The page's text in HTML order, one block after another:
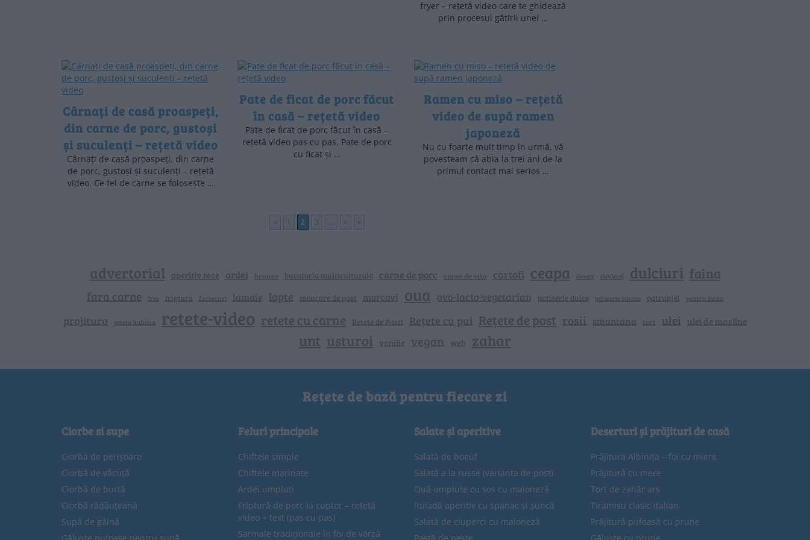
fryer – rețetă video care te ghidează
prin procesul gătirii unei …
Cârnați de casă proaspeți,
din carne de porc, gustoși
și suculenți – rețetă video
Cârnați de casă proaspeți, din carne
de porc, gustoși și suculenți – rețetă
video. Ce fel de carne se folosește …
Pate de ficat de porc făcut
în casă – rețetă video
Pate de ficat de porc făcut în casă –
rețetă video pas cu pas. Pate de porc
cu ficat și …
Ramen cu miso – rețetă
video de supă ramen
japoneză
Nu cu foarte mult timp în urmă, vă
povesteam că abia la trei ani de la
primul contact mai serios …
< 1 2 3 ... > »
advertorial aperitiv rece ardei branza bucataria multiculturala carne de porc carne de vita cartofi ceapa desert dovlecei dulciuri faina
fara carne free friptura fursecuri lamaie lapte mancare de post morcovi oua ovo-lacto-vegetarian patiserie dulce patiserie sarata patrunjel pentru iarna
prajitura reteta italiana retete-video retete cu carne Retete de Pasti Rețete cu pui Rețete de post rosii smantana tort ulei ulei de masline
unt usturoi vanilie vegan web zahar
Rețete de bază pentru fiecare zi
Ciorbe si supe
Ciorba de perișoare
Ciorbă de văcuță
Ciorbă de burtă
Ciorbă rădăuțeană
Supă de găină
Feluri principale
Chiftele simple
Chiftele marinate
Ardei umpluți
Friptură de porc la cuptor – rețetă
video + text (pas cu pas)
Sarmale tradiționale în foi de varză
Salate și aperitive
Salată de boeuf
Salată a la russe (varianta de post)
Ouă umplute cu sos cu maioneză
Ruladă aperitiv cu spanac și șuncă
Salată de ciuperci cu maioneză
Deserturi și prăjituri de casă
Prăjitura Albinița – foi cu miere
Prăjitură cu mere
Tort de zahăr ars
Tiramisu clasic italian
Prăjitură pufoasă cu prune